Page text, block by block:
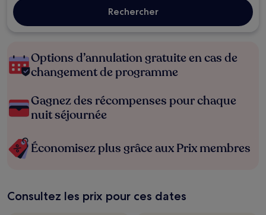
Rechercher
Options d’annulation gratuite en cas de
changement de programme
Gagnez des récompenses pour chaque
nuit séjournée
Économisez plus grâce aux Prix membres
Consultez les prix pour ces dates